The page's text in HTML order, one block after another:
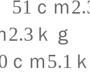
51ｃｍ
2.3ｋ
ｃｍ